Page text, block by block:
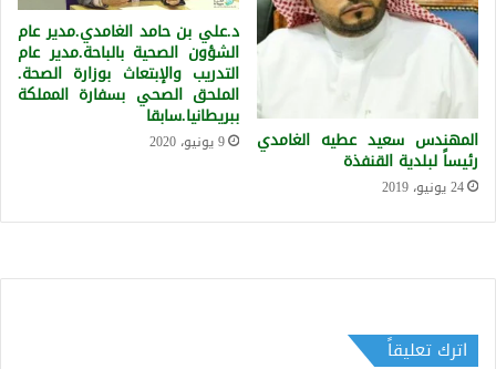
المهندس سعيد عطيه الغامدي
رئيساً لبلدية القنفذة
24 يونيو، 2019
د.علي بن حامد الغامدي.مدير عام
الشؤون الصحية بالباحة.مدير عام
التدريب والإبتعاث بوزارة الصحة.
الملحق الصحي بسفارة المملكة
ببريطانيا.سابقا
9 يونيو، 2020
اترك تعليقاً